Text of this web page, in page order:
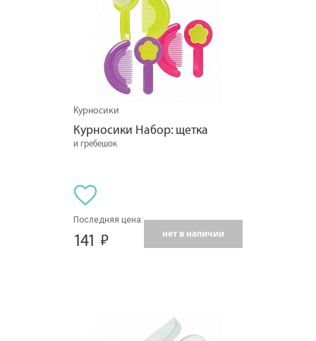
Курносики
Курносики Набор: щетка
и гребешок
Последняя цена:
141 нет в наличии